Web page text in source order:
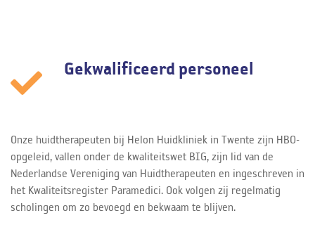
Gekwalificeerd personeel
Onze huidtherapeuten bij Helon Huidkliniek in Twente zijn HBO-
opgeleid, vallen onder de kwaliteitswet BIG, zijn lid van de
Nederlandse Vereniging van Huidtherapeuten en ingeschreven in
het Kwaliteitsregister Paramedici. Ook volgen zij regelmatig
scholingen om zo bevoegd en bekwaam te blijven.